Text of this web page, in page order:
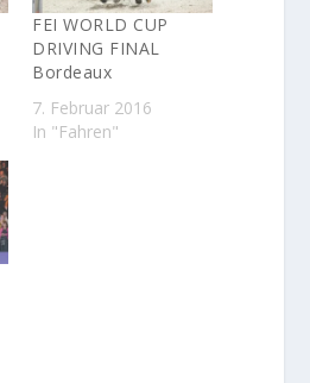
FEI WORLD CUP
DRIVING FINAL
Bordeaux
7. Februar 2016
In "Fahren"